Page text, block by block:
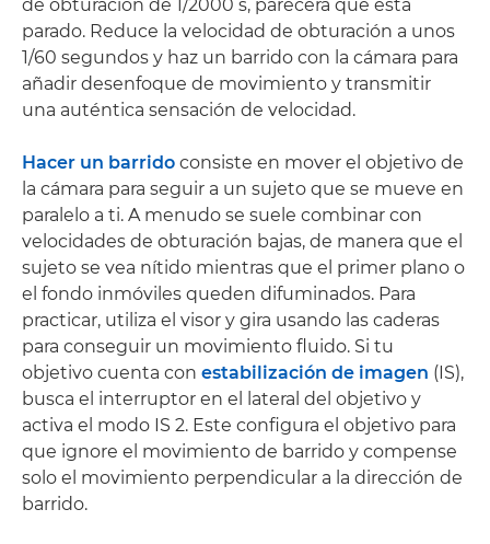
de obturación de 1/2000 s, parecerá que está
parado. Reduce la velocidad de obturación a unos
1/60 segundos y haz un barrido con la cámara para
añadir desenfoque de movimiento y transmitir
una auténtica sensación de velocidad.
Hacer un barrido consiste en mover el objetivo de
la cámara para seguir a un sujeto que se mueve en
paralelo a ti. A menudo se suele combinar con
velocidades de obturación bajas, de manera que el
sujeto se vea nítido mientras que el primer plano o
el fondo inmóviles queden difuminados. Para
practicar, utiliza el visor y gira usando las caderas
para conseguir un movimiento fluido. Si tu
objetivo cuenta con estabilización de imagen (IS),
busca el interruptor en el lateral del objetivo y
activa el modo IS 2. Este configura el objetivo para
que ignore el movimiento de barrido y compense
solo el movimiento perpendicular a la dirección de
barrido.